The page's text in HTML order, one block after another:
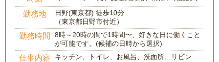
勤務地
日野(東京都) 徒歩10分
（東京都日野市付近）
勤務時間
8時～20時の間で1時間〜、好きな日に働くこと
が可能です。(候補の日時から選択)
仕事内容
キッチン、トイレ、お風呂、洗面所、リビン